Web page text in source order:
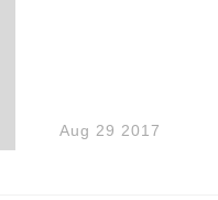
Aug 29 2017